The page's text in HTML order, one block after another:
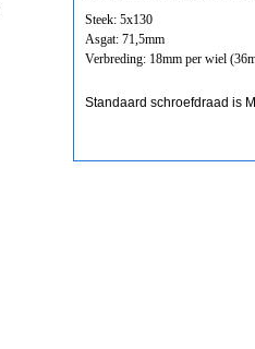
Steek: 5x130
Asgat: 71,5mm
Verbreding: 18mm per wiel
Standaard schroefdraad is